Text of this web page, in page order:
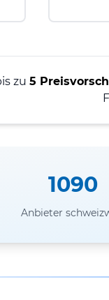
zu 5
1090
Anbieter